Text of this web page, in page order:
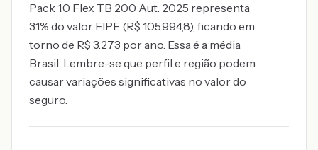
Pack 1.0 Flex TB 200 Aut. 2025 representa
3.1% do valor FIPE (R$ 105.994,8), ficando em
torno de R$ 3.273 por ano. Essa é a média
Brasil. Lembre-se que perfil e região podem
causar variações significativas no valor do
seguro.